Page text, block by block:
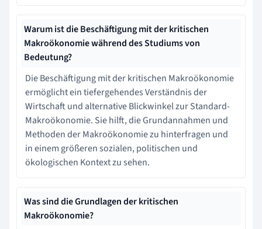
Warum ist die Beschäftigung mit der kritischen
Makroökonomie während des Studiums von
Bedeutung?
Die Beschäftigung mit der kritischen Makroökonomie
ermöglicht ein tiefergehendes Verständnis der
Wirtschaft und alternative Blickwinkel zur Standard-
Makroökonomie. Sie hilft, die Grundannahmen und
Methoden der Makroökonomie zu hinterfragen und
in einem größeren sozialen, politischen und
ökologischen Kontext zu sehen.
Was sind die Grundlagen der kritischen
Makroökonomie?